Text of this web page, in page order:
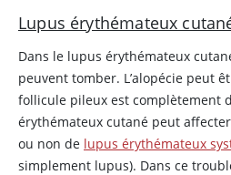
Lupus érythémateux
Dans le lupus érythémateux
peuvent tomber. L’alopécie peut
follicule pileux est complètement
érythémateux cutané peut
ou non de lupus érythémateux
simplement lupus). Dans ce